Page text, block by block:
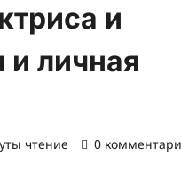
и
и личная
чтение 0